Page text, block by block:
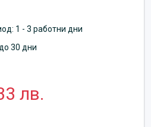
1 - 3 работни дни
30 дни
лв.